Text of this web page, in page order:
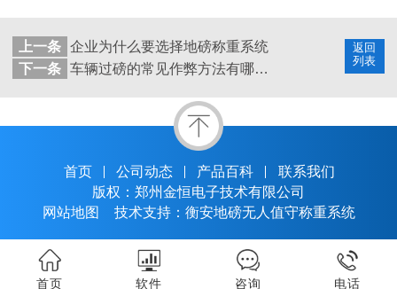
返回
列表
上一条 企业为什么要选择地磅称重系统
下一条
车辆过磅的常见作弊方法有哪些?
首页 公司动态 产品百科
联系我们
版权：郑州金恒电子技术有限公司
网站地图
技术支持：衡安地磅无人值守称重系统
首页 软件 咨询 电话